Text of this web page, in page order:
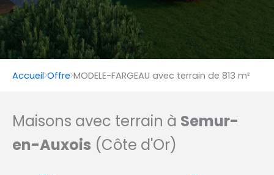
Accueil Offre MODELE-FARGEAU avec terrain de 813 m²
Maisons avec terrain à Semur-
en-Auxois (Côte d'Or)